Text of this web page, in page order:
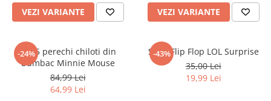
VEZI VARIANTE VEZI VARIANTE
-24%
Set 5 perechi chiloti din
bumbac Minnie Mouse
84,99 Lei
64,99 Lei
-43%
Slapi Flip Flop LOL Surprise
35,00 Lei
19,99 Lei